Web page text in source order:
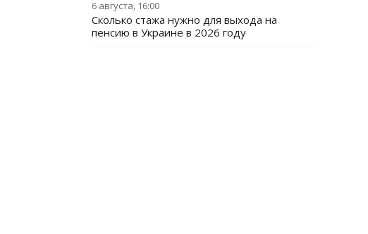
6 августа, 16:00
Сколько стажа нужно для выхода на
пенсию в Украине в 2026 году